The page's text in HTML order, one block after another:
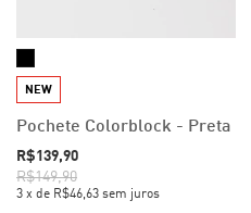
NEW
Pochete Colorblock - Preta
R$139,90
R$149,90
3 x de R$46,63 sem juros